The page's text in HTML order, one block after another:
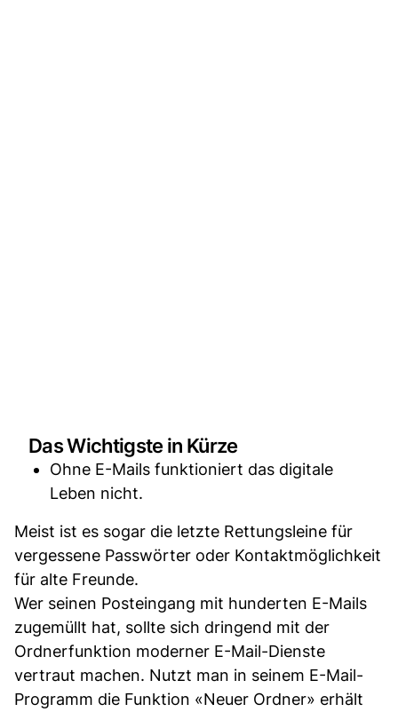
Das Wichtigste in Kürze
Ohne E-Mails funktioniert das digitale
Leben nicht.
Meist ist es sogar die letzte Rettungsleine für
vergessene Passwörter oder Kontaktmöglichkeit
für alte Freunde.
Wer seinen Posteingang mit hunderten E-Mails
zugemüllt hat, sollte sich dringend mit der
Ordnerfunktion moderner E-Mail-Dienste
vertraut machen. Nutzt man in seinem E-Mail-
Programm die Funktion «Neuer Ordner» erhält